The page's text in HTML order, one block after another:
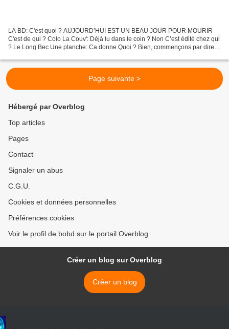
LA BD: C'est quoi ? AUJOURD’HUI EST UN BEAU JOUR POUR MOURIR
C'est de qui ? Colo La Couv': Déjà lu dans le coin ? Non C’est édité chez qui
? Le Long Bec Une planche: Ca donne Quoi ? Bien, commençons par dire
Page suivante >
Hébergé par Overblog
Top articles
Pages
Contact
Signaler un abus
C.G.U.
Cookies et données personnelles
Préférences cookies
Voir le profil de bobd sur le portail Overblog
Créer un blog sur Overblog
Créer un blog